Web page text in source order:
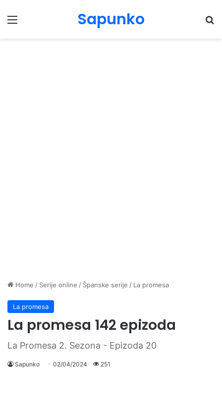
Menu Sapunko
Home / Serije online / Španske serije / La promesa
La promesa
La promesa 142 epizoda
La Promesa 2. Sezona - Epizoda 20
Sapunko 02/04/2024 251